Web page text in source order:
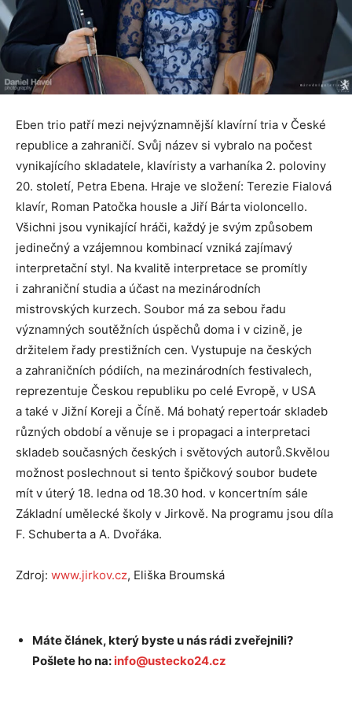
Eben trio patří mezi nejvýznamnější klavírní tria v České
republice a zahraničí. Svůj název si vybralo na počest
vynikajícího skladatele, klavíristy a varhaníka 2. poloviny
20. století, Petra Ebena. Hraje ve složení: Terezie Fialová
klavír, Roman Patočka housle a Jiří Bárta violoncello.
Všichni jsou vynikající hráči, každý je svým způsobem
jedinečný a vzájemnou kombinací vzniká zajímavý
interpretační styl. Na kvalitě interpretace se promítly
i zahraniční studia a účast na mezinárodních
mistrovských kurzech. Soubor má za sebou řadu
významných soutěžních úspěchů doma i v cizině, je
držitelem řady prestižních cen. Vystupuje na českých
a zahraničních pódiích, na mezinárodních festivalech,
reprezentuje Českou republiku po celé Evropě, v USA
a také v Jižní Koreji a Číně. Má bohatý repertoár skladeb
různých období a věnuje se i propagaci a interpretaci
skladeb současných českých i světových autorů.Skvělou
možnost poslechnout si tento špičkový soubor budete
mít v úterý 18. ledna od 18.30 hod. v koncertním sále
Základní umělecké školy v Jirkově. Na programu jsou díla
F. Schuberta a A. Dvořáka.
Zdroj: www.jirkov.cz, Eliška Broumská
Máte článek, který byste u nás rádi zveřejnili?
Pošlete ho na: info@ustecko24.cz